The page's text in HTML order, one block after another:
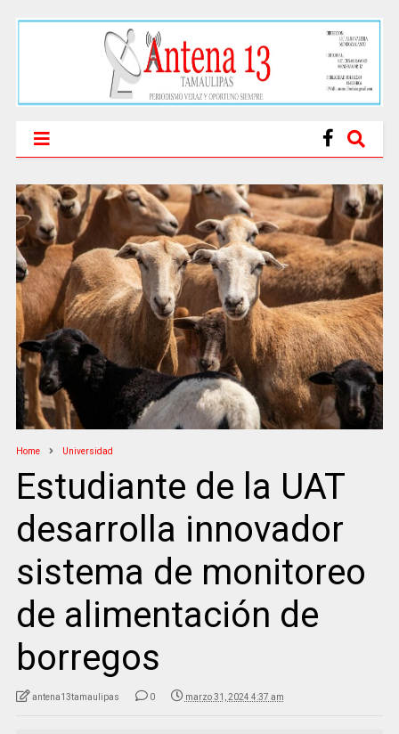
Home Universidad
Estudiante de la UAT
desarrolla innovador
sistema de monitoreo
de alimentación de
borregos
antena13tamaulipas 0 marzo 31, 2024 4:37 am